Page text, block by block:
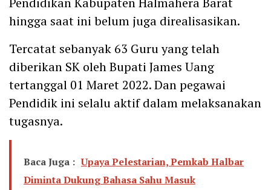
hingga saat ini belum juga direalisasikan.
Tercatat sebanyak 63 Guru yang telah
diberikan SK oleh Bupati James Uang
tertanggal 01 Maret 2022. Dan pegawai
Pendidik ini selalu aktif dalam melaksanakan
tugasnya.
Baca Juga : Upaya Pelestarian, Pemkab Halbar
Diminta Dukung Bahasa Sahu Masuk